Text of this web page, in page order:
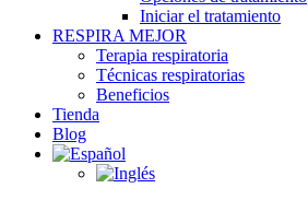
Iniciar el tratamiento
RESPIRA MEJOR
Terapia respiratoria
Técnicas respiratorias
Beneficios
Tienda
Blog